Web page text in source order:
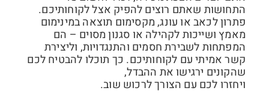
התחושות שאתם רוצים להפיק אצל לקוחותיכם.
פתרון לכאב או עונג, מקסימום תוצאה במינימום
מאמץ ושייכות לקהילה או סגנון מסוים – הם
המפתחות לשבירת חסמים והתנגדויות, וליצירת
קשר אמיתי עם לקוחותיכם. כך תוכלו להבטיח לכם
שהקונים ירגישו את ההבדל,
ויחזרו לכם עם הצורך לרכוש שוב.